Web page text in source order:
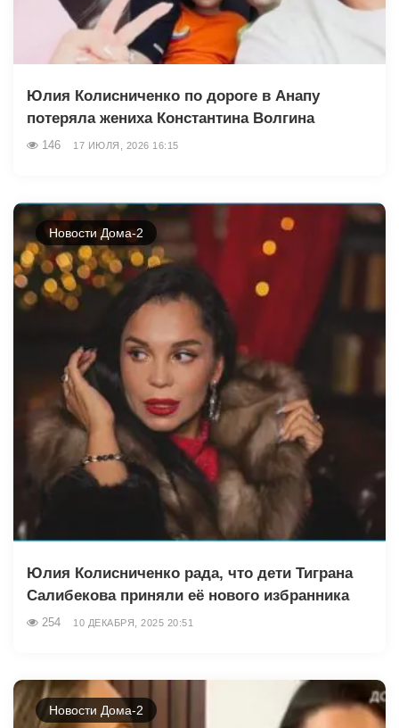
Юлия Колисниченко по дороге в Анапу
потеряла жениха Константина Волгина
146 17 ИЮЛЯ, 2026 16:15
Новости Дома-2
Юлия Колисниченко рада, что дети Тиграна
Салибекова приняли её нового избранника
254 10 ДЕКАБРЯ, 2025 20:51
Новости Дома-2